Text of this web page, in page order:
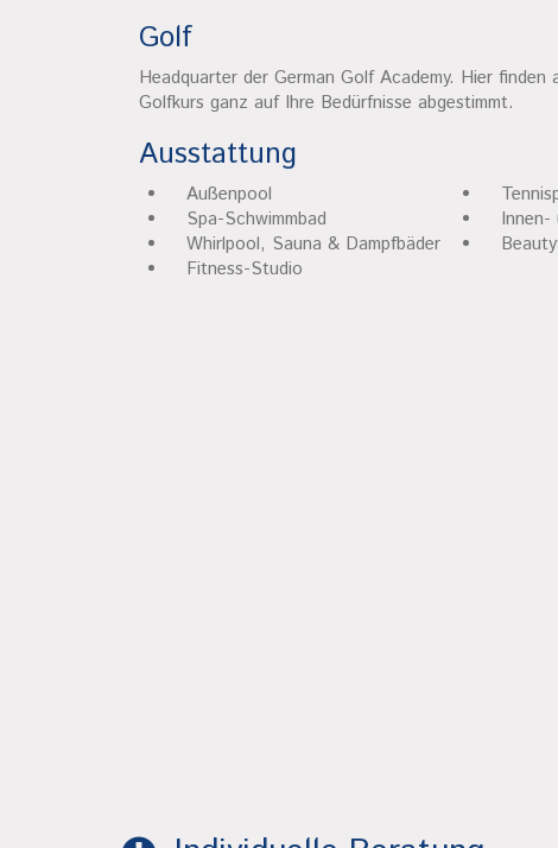
Golf
Headquarter der German Golf Academy. Hier finden
Golfkurs ganz auf Ihre Bedürfnisse abgestimmt.
Ausstattung
Außenpool
Spa-Schwimmbad
Innen-
Whirlpool, Sauna & Dampfbäder
Fitness-Studio